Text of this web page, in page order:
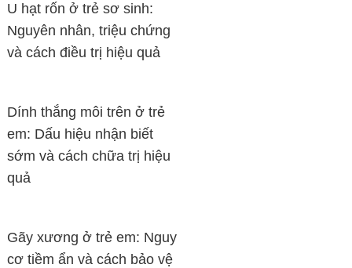
U hạt rốn ở trẻ sơ sinh:
Nguyên nhân, triệu chứng
và cách điều trị hiệu quả
Dính thắng môi trên ở trẻ
em: Dấu hiệu nhận biết
sớm và cách chữa trị hiệu
quả
Gãy xương ở trẻ em: Nguy
cơ tiềm ẩn và cách bảo vệ